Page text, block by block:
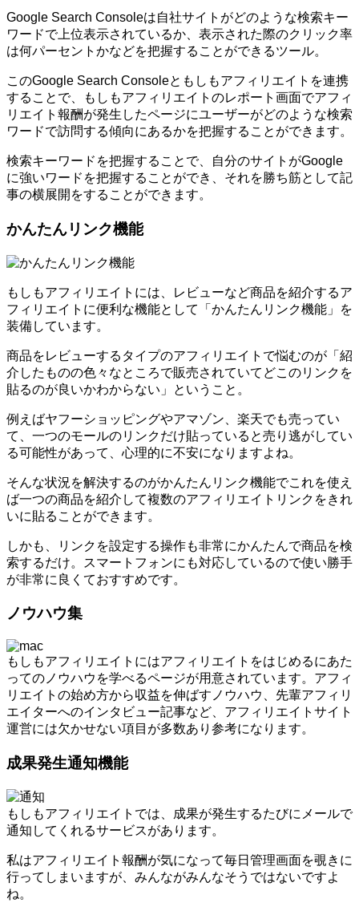
Google Search Consoleは自社サイトがどのような検索キー
ワードで上位表示されているか、表示された際のクリック率
は何パーセントかなどを把握することができるツール。
このGoogle Search Consoleともしもアフィリエイトを連携
することで、もしもアフィリエイトのレポート画面でアフィ
リエイト報酬が発生したページにユーザーがどのような検索
ワードで訪問する傾向にあるかを把握することができます。
検索キーワードを把握することで、自分のサイトがGoogle
に強いワードを把握することができ、それを勝ち筋として記
事の横展開をすることができます。
かんたんリンク機能
もしもアフィリエイトには、レビューなど商品を紹介するア
フィリエイトに便利な機能として「かんたんリンク機能」を
装備しています。
商品をレビューするタイプのアフィリエイトで悩むのが「紹
介したものの色々なところで販売されていてどこのリンクを
貼るのが良いかわからない」ということ。
例えばヤフーショッピングやアマゾン、楽天でも売ってい
て、一つのモールのリンクだけ貼っていると売り逃がしてい
る可能性があって、心理的に不安になりますよね。
そんな状況を解決するのがかんたんリンク機能でこれを使え
ば一つの商品を紹介して複数のアフィリエイトリンクをきれ
いに貼ることができます。
しかも、リンクを設定する操作も非常にかんたんで商品を検
索するだけ。スマートフォンにも対応しているので使い勝手
が非常に良くておすすめです。
ノウハウ集
もしもアフィリエイトにはアフィリエイトをはじめるにあた
ってのノウハウを学べるページが用意されています。アフィ
リエイトの始め方から収益を伸ばすノウハウ、先輩アフィリ
エイターへのインタビュー記事など、アフィリエイトサイト
運営には欠かせない項目が多数あり参考になります。
成果発生通知機能
もしもアフィリエイトでは、成果が発生するたびにメールで
通知してくれるサービスがあります。
私はアフィリエイト報酬が気になって毎日管理画面を覗きに
行ってしまいますが、みんながみんなそうではないですよ
ね。